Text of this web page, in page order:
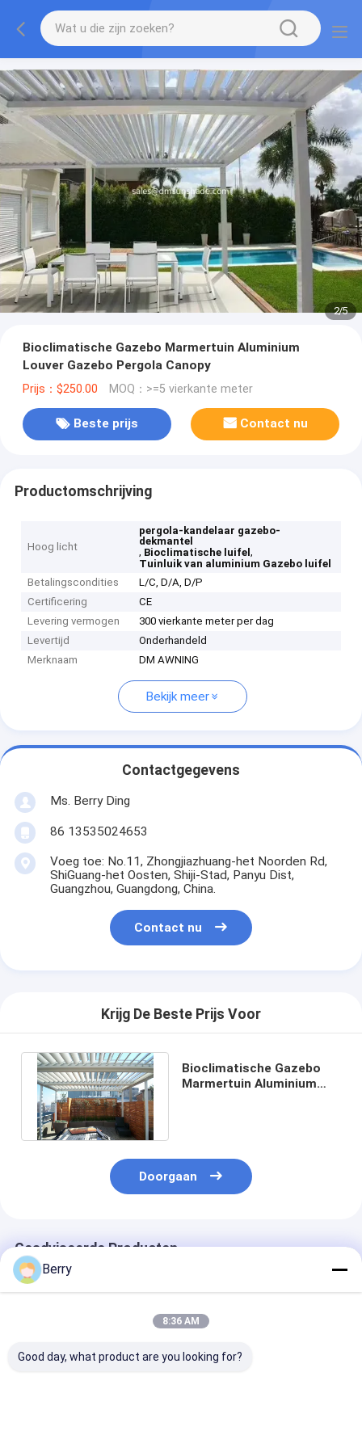
2/5
Bioclimatische Gazebo Marmertuin Aluminium
Louver Gazebo Pergola Canopy
Prijs：$250.00 MOQ：>=5 vierkante meter
Beste prijs Contact nu
Productomschrijving
Hoog licht
pergola-kandelaar gazebo-
dekmantel
, Bioclimatische luifel,
Tuinluik van aluminium Gazebo luifel
Betalingscondities
L/C, D/A, D/P
Certificering
CE
Levering vermogen
300 vierkante meter per dag
Levertijd
Onderhandeld
Merknaam
DM AWNING
Bekijk meer
Contactgegevens
Ms. Berry Ding
86 13535024653
Voeg toe: No.11, Zhongjiazhuang-het Noorden Rd,
ShiGuang-het Oosten, Shiji-Stad, Panyu Dist,
Guangzhou, Guangdong, China.
Contact nu
Krijg De Beste Prijs Voor
Bioclimatische Gazebo
Marmertuin Aluminium
Doorgaan
Geadviseerde Producten
Berry
8:36 AM
Good day, what product are you looking for?